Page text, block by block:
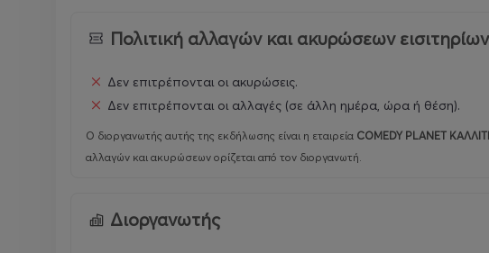
Πολιτική αλλαγών και ακυρώσεων εισιτηρίων
Δεν επιτρέπονται οι ακυρώσεις.
Δεν επιτρέπονται οι αλλαγές (σε άλλη ημέρα, ώρα ή θέση).
Ο διοργανωτής αυτής της εκδήλωσης είναι η εταιρεία COMEDY PLANET
αλλαγών και ακυρώσεων ορίζεται από τον διοργανωτή.
Διοργανωτής